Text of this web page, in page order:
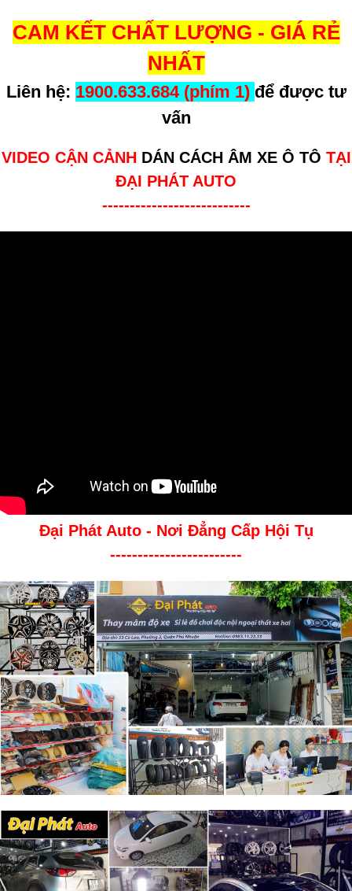
CAM KẾT CHẤT LƯỢNG - GIÁ RẺ
NHẤT
Liên hệ: 1900.633.684 (phím 1) để được tư
vấn
VIDEO CẬN CẢNH DÁN CÁCH ÂM XE Ô TÔ TẠI
ĐẠI PHÁT AUTO
---------------------------
Đại Phát Auto - Nơi Đẳng Cấp Hội Tụ
------------------------